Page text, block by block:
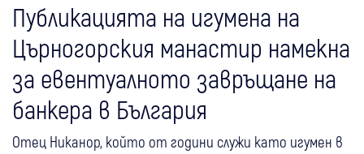
Публикацията на игумена на
Църногорския манастир намекна
за евентуалното завръщане на
банкера в България
Отец Никанор, който от години служи като игумен в